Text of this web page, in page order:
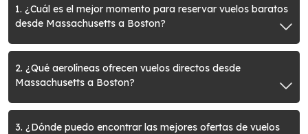
1. ¿Cuál es el mejor momento para reservar vuelos baratos
desde Massachusetts a Boston?
2. ¿Qué aerolíneas ofrecen vuelos directos desde
Massachusetts a Boston?
3. ¿Dónde puedo encontrar las mejores ofertas de vuelos